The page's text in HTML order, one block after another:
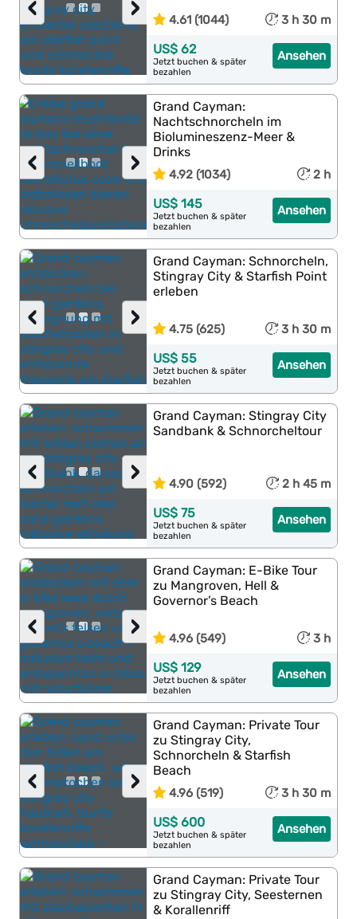
›
‹ 4.61 (1044) 3 h 30 m
Ansehen
US$ 62
Jetzt buchen & später
bezahlen
›
‹
Grand Cayman:
Nachtschnorcheln im
Biolumineszenz-Meer &
Drinks
4.92 (1034) 2 h
Ansehen
US$ 145
Jetzt buchen & später
bezahlen
›
‹
Grand Cayman: Schnorcheln,
Stingray City & Starfish Point
erleben
4.75 (625) 3 h 30 m
Ansehen
US$ 55
Jetzt buchen & später
bezahlen
›
‹
Grand Cayman: Stingray City
Sandbank & Schnorcheltour
4.90 (592) 2 h 45 m
Ansehen
US$ 75
Jetzt buchen & später
bezahlen
›
‹
Grand Cayman: E-Bike Tour
zu Mangroven, Hell &
Governor’s Beach
4.96 (549) 3 h
Ansehen
US$ 129
Jetzt buchen & später
bezahlen
›
‹
Grand Cayman: Private Tour
zu Stingray City,
Schnorcheln & Starfish
Beach
4.96 (519) 3 h 30 m
Ansehen
US$ 600
Jetzt buchen & später
bezahlen
Grand Cayman: Private Tour
zu Stingray City, Seesternen
& Korallenriff